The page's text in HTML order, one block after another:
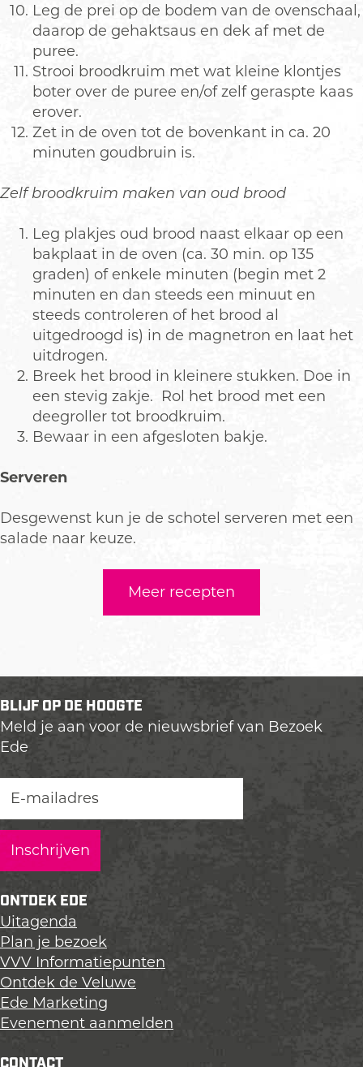
Leg de prei op de bodem van de ovenschaal,
daarop de gehaktsaus en dek af met de
puree.
Strooi broodkruim met wat kleine klontjes
boter over de puree en/of zelf geraspte kaas
erover.
Zet in de oven tot de bovenkant in ca. 20
minuten goudbruin is.
Zelf broodkruim maken van oud brood
Leg plakjes oud brood naast elkaar op een
bakplaat in de oven (ca. 30 min. op 135
graden) of enkele minuten (begin met 2
minuten en dan steeds een minuut en
steeds controleren of het brood al
uitgedroogd is) in de magnetron en laat het
uitdrogen.
Breek het brood in kleinere stukken. Doe in
een stevig zakje. Rol het brood met een
deegroller tot broodkruim.
Bewaar in een afgesloten bakje.
Serveren
Desgewenst kun je de schotel serveren met een
salade naar keuze.
Meer recepten
BLIJF OP DE HOOGTE
Meld je aan voor de nieuwsbrief van Bezoek
Ede
ONTDEK EDE
Uitagenda
Plan je bezoek
VVV Informatiepunten
Ontdek de Veluwe
Ede Marketing
Evenement aanmelden